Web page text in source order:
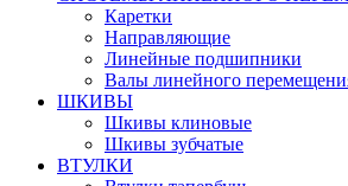
Каретки
Направляющие
Линейные подшипники
Валы линейного
ШКИВЫ
Шкивы клиновые
Шкивы зубчатые
ВТУЛКИ